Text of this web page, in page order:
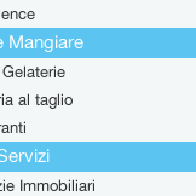
Mangiare
al taglio
Immobiliari